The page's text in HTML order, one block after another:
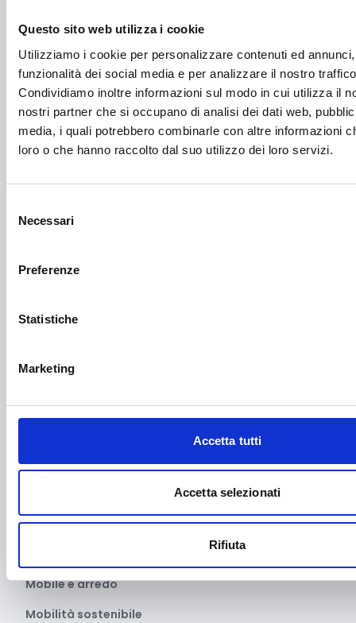
Questo sito web utilizza i cookie
Utilizziamo i cookie per personalizzare contenuti ed
funzionalità dei social media e per analizzare il nostro
Condividiamo inoltre informazioni sul modo in cui utilizza il
nostri partner che si occupano di analisi dei dati web,
media, i quali potrebbero combinarle con altre informazioni
loro o che hanno raccolto dal suo utilizzo dei loro servizi.
delNecessari
Preferenze
Statistiche
Marketing
Accetta tutti
Accetta selezionati
Rifiuta
Fotovoltaico
Gastronomia
Giustizia e sicurezza
Green economy
Inclusione Sociale e Solidarietà
Internazionalizzazione
Manifatturiero
Manifestazioni culturali
Marginalità sociale
Marketing e comunicazione
Media e informazione
Mobile e arredo
Mobilità sostenibile